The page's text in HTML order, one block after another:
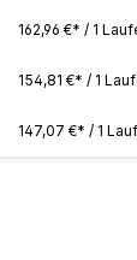
162,96 €* / 1
154,81 €* / 1
147,07 €* / 1